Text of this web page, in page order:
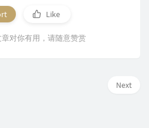
Like
对你有用，请随意赞赏
Next